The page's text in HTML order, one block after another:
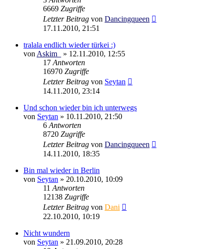
6669 Zugriffe
Letzter Beitrag von Dancingqueen
17.11.2010, 21:51
tralala endlich wieder türkei :)
von Askim_ » 12.11.2010, 12:55
17 Antworten
16970 Zugriffe
Letzter Beitrag von Seytan
14.11.2010, 23:14
Und schon wieder bin ich unterwegs
von Seytan » 10.11.2010, 21:50
6 Antworten
8720 Zugriffe
Letzter Beitrag von Dancingqueen
14.11.2010, 18:35
Bin mal wieder in Berlin
von Seytan » 20.10.2010, 10:09
11 Antworten
12138 Zugriffe
Letzter Beitrag von Dani
22.10.2010, 10:19
Nicht wundern
von Seytan » 21.09.2010, 20:28